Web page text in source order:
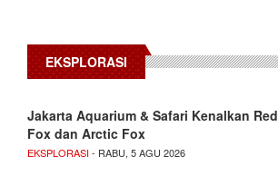
EKSPLORASI
Jakarta Aquarium & Safari Kenalkan Red
Fox dan Arctic Fox
EKSPLORASI- RABU, 5 AGU 2026